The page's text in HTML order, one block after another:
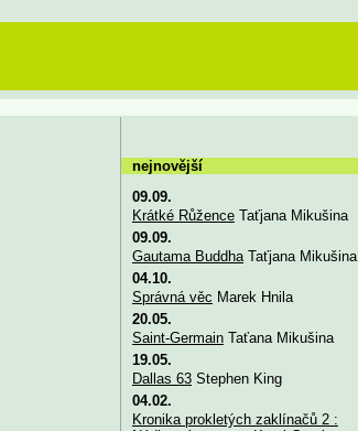
nejnovější
09.09.
Krátké RůženceTaťjana Mikušina
09.09.
Gautama BuddhaTaťjana Mikušina
04.10.
Správná věc Marek Hnila
20.05.
Saint-GermainTaťana Mikušina
19.05.
Dallas 63Stephen King
04.02.
Kronika prokletých zaklínačů 2 :